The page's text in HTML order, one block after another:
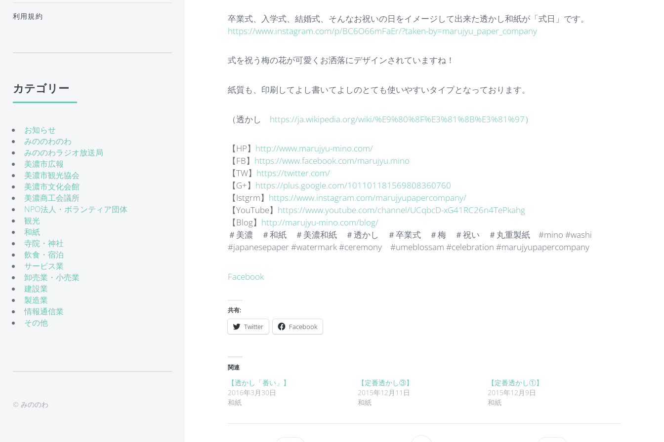
卒業式、入学式、結婚式、そんなお祝いの日をイメージして出来た透かし和紙が「式日」です。
https://www.instagram.com/p/BC6O66mFaEr/?taken-by=marujyu_paper_company
式を祝う梅の花が可愛くお洒落にデザインされていますね！
紙質も、印刷してよし書いてよしのとても使いやすいタイプとなっております。
（透かし https://ja.wikipedia.org/wiki/%E9%80%8F%E3%81%8B%E3%81%97）
【HP】 http://www.marujyu-mino.com/
【FB】 https://www.facebook.com/marujyu.mino
【TW】 https://twitter.com/
【G+】 https://plus.google.com/101101181569808360760
【Istgrm】 https://www.instagram.com/marujyupapercompany/
【YouTube】 https://www.youtube.com/channel/UCqbcD-xG41RC26n4TePkahg
【Blog】 http://marujyu-mino.com/blog/
＃美濃 ＃和紙 ＃美濃和紙 ＃透かし ＃卒業式 ＃梅 ＃祝い ＃丸重製紙 #mino #washi
#japanesepaper #watermark #ceremony #umeblossam #celebration #marujyupapercompany
Facebook
共有:
Twitter Facebook
関連
【透かし「番い」】
2016年3月30日
和紙
【定番透かし③】
2015年12月11日
和紙
【定番透かし①】
2015年12月9日
和紙
利用規約
カテゴリー
お知らせ
みののわのわ
みののわラジオ放送局
美濃市広報
美濃市観光協会
美濃市文化会館
美濃商工会議所
NPO法人・ボランティア団体
観光
和紙
寺院・神社
飲食・宿泊
サービス業
卸売業・小売業
建設業
製造業
情報通信業
その他
© みののわ